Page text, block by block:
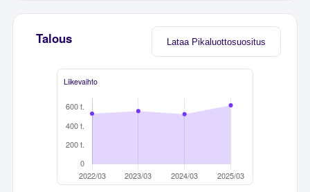
Lataa Pikaluottosuositus
Talous
Liikevaihto